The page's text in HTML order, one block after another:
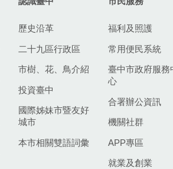
歷史沿革
二十九區行政區
市樹、花、鳥介紹
投資臺中
國際姊妹市暨友好
城市
本市相關雙語詞彙
福利及照護
常用便民系統
臺中市政府服務
心
合署辦公資訊
機關社群
APP專區
就業及創業